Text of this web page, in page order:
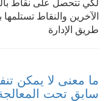
لكي تتحصل على نقاط
الآخرين والنقاط
طريق الإدارة
ما معنى لا يمكن
سابق تحت